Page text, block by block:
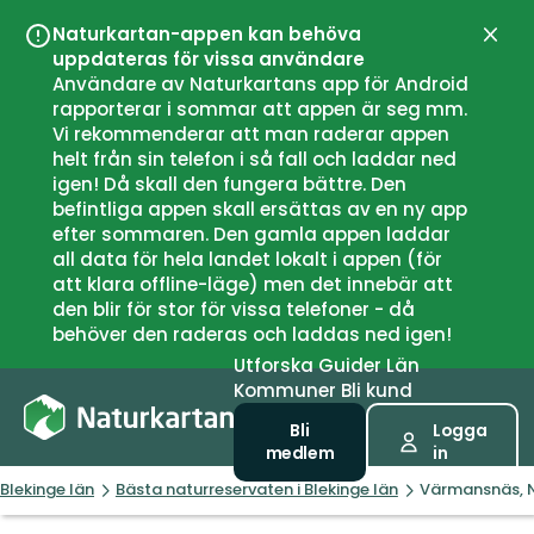
Naturkartan-appen kan behöva
uppdateras för vissa användare
Användare av Naturkartans app för Android
rapporterar i sommar att appen är seg mm.
Vi rekommenderar att man raderar appen
helt från sin telefon i så fall och laddar ned
igen! Då skall den fungera bättre. Den
befintliga appen skall ersättas av en ny app
efter sommaren. Den gamla appen laddar
all data för hela landet lokalt i appen (för
att klara offline-läge) men det innebär att
den blir för stor för vissa telefoner - då
behöver den raderas och laddas ned igen!
UtforskaGuiderLän
Kommuner Bli kund
Bli
medlem
Logga
in
Blekinge län Bästa naturreservaten i Blekinge län Värmansnäs,